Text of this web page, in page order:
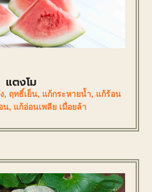
แตงโม
, ฤทธิ์เย็น, แก้กระหายน้ำ, แก้ร้อน
น, แก้อ่อนเพลีย เมื่อยล้า